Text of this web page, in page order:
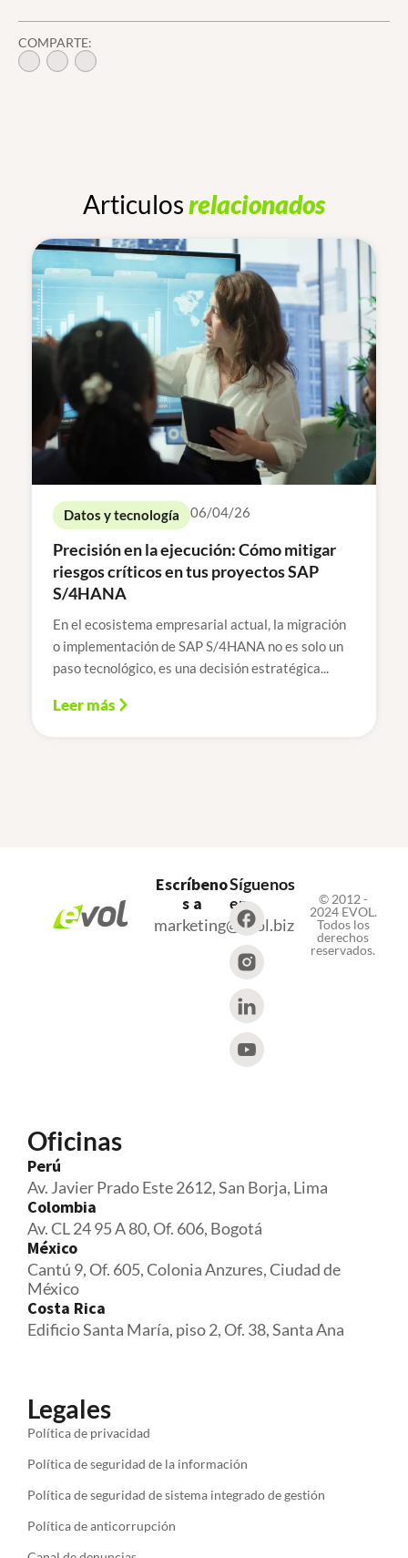
COMPARTE:
Articulosrelacionados
Datos y tecnología 06/04/26
Precisión en la ejecución: Cómo mitigar
riesgos críticos en tus proyectos SAP
S/4HANA
En el ecosistema empresarial actual, la migración
o implementación de SAP S/4HANA no es solo un
paso tecnológico, es una decisión estratégica...
Leer más
Escríbeno
s a
marketing@evol.biz
Síguenos
en
© 2012 -
2024 EVOL.
Todos los
derechos
reservados.
Oficinas
Perú
Av. Javier Prado Este 2612, San Borja, Lima
Colombia
Av. CL 24 95 A 80, Of. 606, Bogotá
México
Cantú 9, Of. 605, Colonia Anzures, Ciudad de
México
Costa Rica
Edificio Santa María, piso 2, Of. 38, Santa Ana
Legales
Política de privacidad
Política de seguridad de la información
Política de seguridad de sistema integrado de gestión
Política de anticorrupción